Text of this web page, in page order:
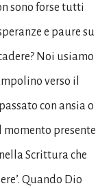
sono forse tutti
e paure su
Noi usiamo
verso il
con ansia o
presente
Scrittura che
Quando Dio